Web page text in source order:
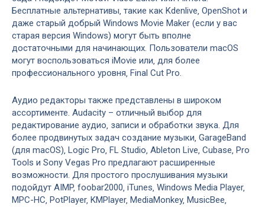
Бесплатные альтернативы‚ такие как Kdenlive‚ OpenShot и
даже старый добрый Windows Movie Maker (если у вас
старая версия Windows) могут быть вполне
достаточными для начинающих. Пользователи macOS
могут воспользоваться iMovie или‚ для более
профессионального уровня‚ Final Cut Pro.
Аудио редакторы также представлены в широком
ассортименте. Audacity – отличный выбор для
редактирование аудио‚ записи и обработки звука. Для
более продвинутых задач создание музыки‚ GarageBand
(для macOS)‚ Logic Pro‚ FL Studio‚ Ableton Live‚ Cubase‚ Pro
Tools и Sony Vegas Pro предлагают расширенные
возможности. Для простого прослушивания музыки
подойдут AIMP‚ foobar2000‚ iTunes‚ Windows Media Player‚
MPC-HC‚ PotPlayer‚ KMPlayer‚ MediaMonkey‚ MusicBee‚